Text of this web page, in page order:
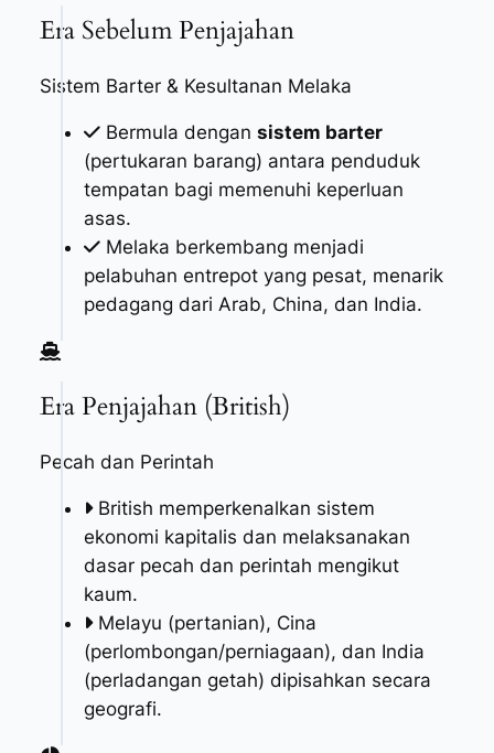
Era Sebelum Penjajahan
Sistem Barter & Kesultanan Melaka
Bermula dengan sistem barter
(pertukaran barang) antara penduduk
tempatan bagi memenuhi keperluan
asas.
Melaka berkembang menjadi
pelabuhan entrepot yang pesat, menarik
pedagang dari Arab, China, dan India.
Era Penjajahan (British)
Pecah dan Perintah
British memperkenalkan sistem
ekonomi kapitalis dan melaksanakan
dasar pecah dan perintah mengikut
kaum.
Melayu (pertanian), Cina
(perlombongan/perniagaan), dan India
(perladangan getah) dipisahkan secara
geografi.